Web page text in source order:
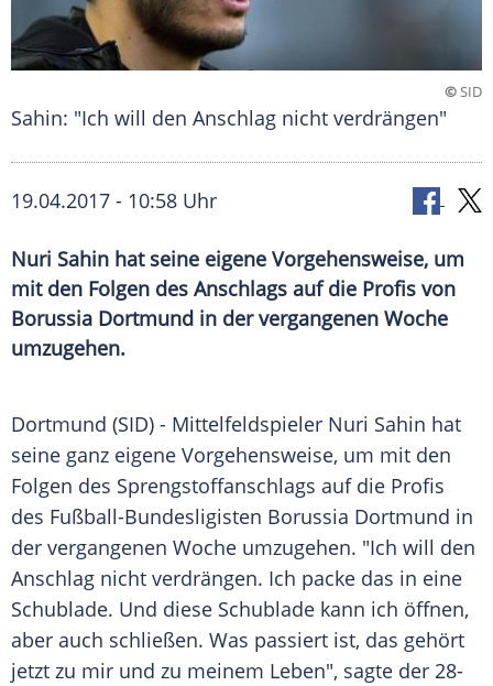
©SID
Sahin: "Ich will den Anschlag nicht verdrängen"
19.04.2017 - 10:58 Uhr
Nuri Sahin hat seine eigene Vorgehensweise, um
mit den Folgen des Anschlags auf die Profis von
Borussia Dortmund in der vergangenen Woche
umzugehen.
Dortmund (SID) - Mittelfeldspieler Nuri Sahin hat
seine ganz eigene Vorgehensweise, um mit den
Folgen des Sprengstoffanschlags auf die Profis
des Fußball-Bundesligisten Borussia Dortmund in
der vergangenen Woche umzugehen. "Ich will den
Anschlag nicht verdrängen. Ich packe das in eine
Schublade. Und diese Schublade kann ich öffnen,
aber auch schließen. Was passiert ist, das gehört
jetzt zu mir und zu meinem Leben", sagte der 28-